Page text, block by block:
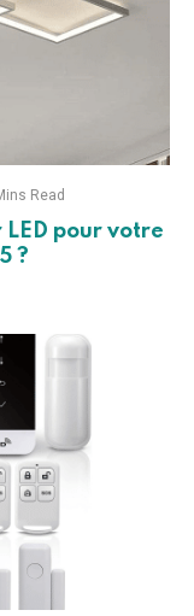
Read
pour votre
?